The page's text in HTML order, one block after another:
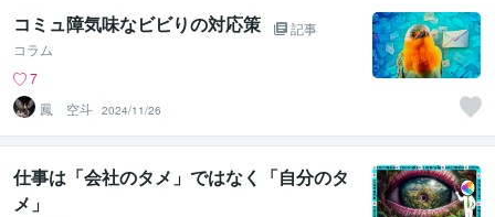
コミュ障気味なビビりの対応策
記事
コラム
7
鳳 空斗 2024/11/26
仕事は「会社のタメ」ではなく「自分のタ
メ」